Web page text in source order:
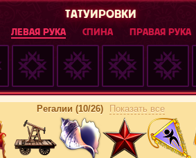
ТАТУИРОВКИ
ЛЕВАЯ РУКА СПИНА ПРАВАЯ РУКА
Регалии (10/26) Показать все